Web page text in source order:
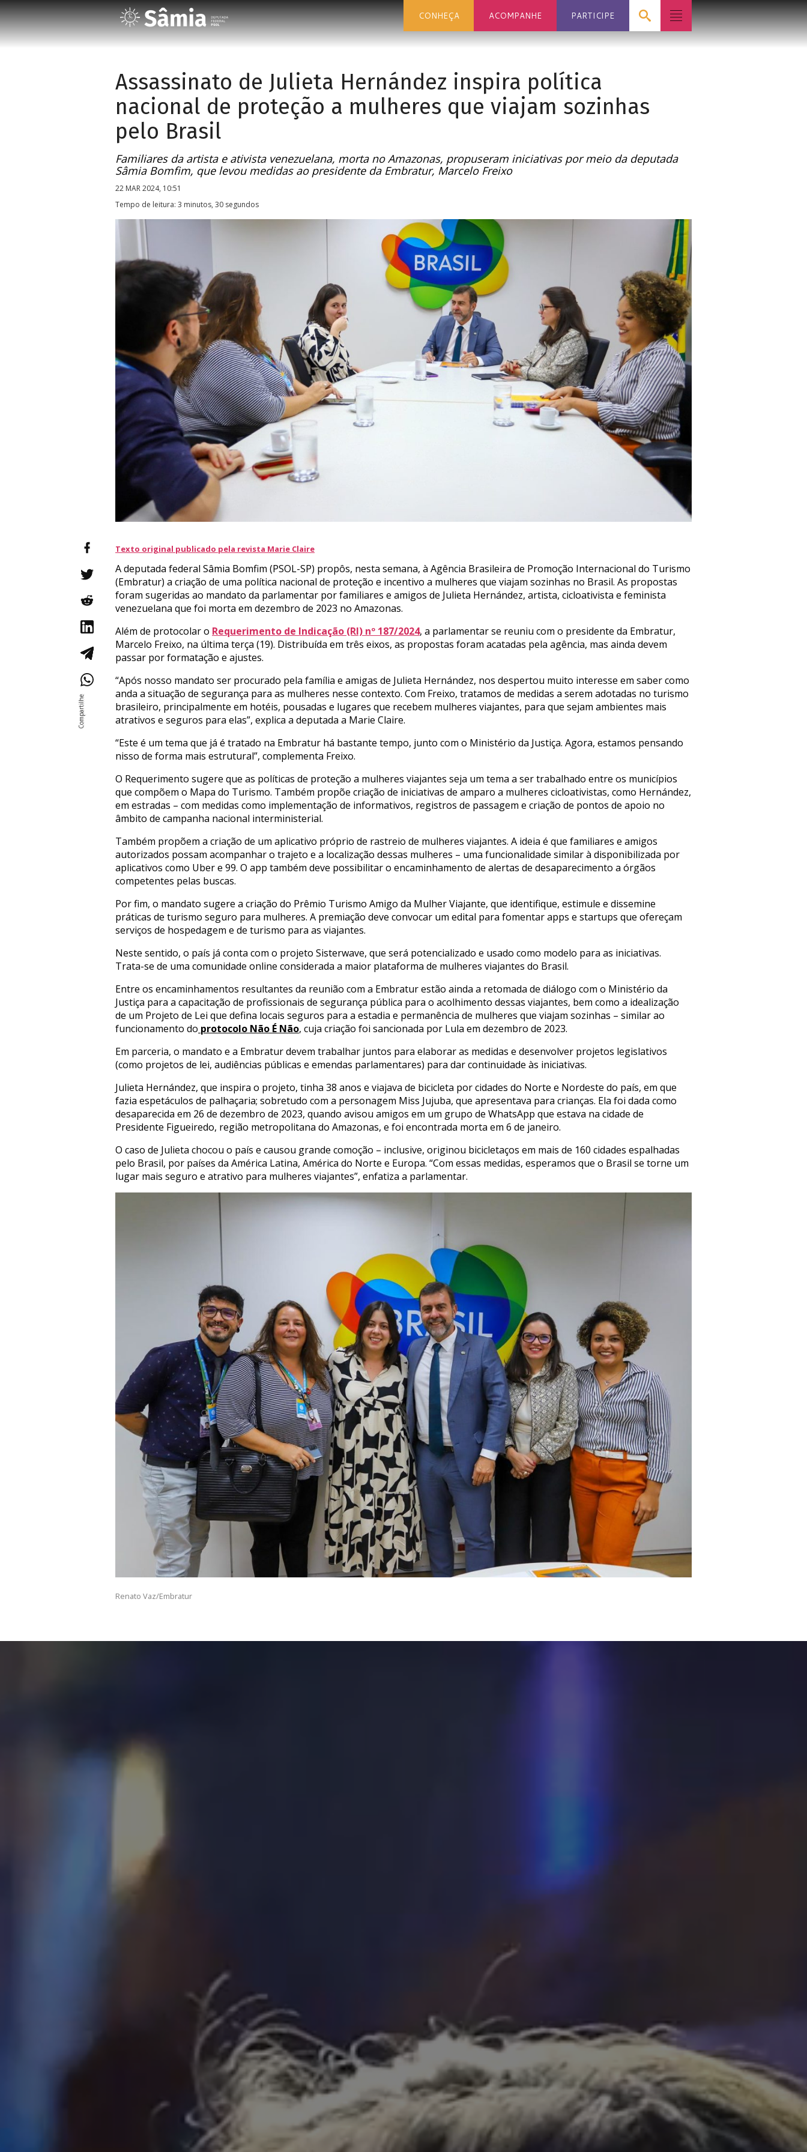
CONHEÇA ACOMPANHE PARTICIPE
Assassinato de Julieta Hernández inspira política
nacional de proteção a mulheres que viajam sozinhas
pelo Brasil
Familiares da artista e ativista venezuelana, morta no Amazonas, propuseram iniciativas por meio da deputada
Sâmia Bomfim, que levou medidas ao presidente da Embratur, Marcelo Freixo
22 MAR 2024, 10:51
Tempo de leitura: 3 minutos, 30 segundos
Texto original publicado pela revista Marie Claire
A deputada federal Sâmia Bomfim (PSOL-SP) propôs, nesta semana, à Agência Brasileira de Promoção Internacional do Turismo
(Embratur) a criação de uma política nacional de proteção e incentivo a mulheres que viajam sozinhas no Brasil. As propostas
foram sugeridas ao mandato da parlamentar por familiares e amigos de Julieta Hernández, artista, cicloativista e feminista
venezuelana que foi morta em dezembro de 2023 no Amazonas.
Além de protocolar o Requerimento de Indicação (RI) nº 187/2024, a parlamentar se reuniu com o presidente da Embratur,
Marcelo Freixo, na última terça (19). Distribuída em três eixos, as propostas foram acatadas pela agência, mas ainda devem
passar por formatação e ajustes.
“Após nosso mandato ser procurado pela família e amigas de Julieta Hernández, nos despertou muito interesse em saber como
anda a situação de segurança para as mulheres nesse contexto. Com Freixo, tratamos de medidas a serem adotadas no turismo
brasileiro, principalmente em hotéis, pousadas e lugares que recebem mulheres viajantes, para que sejam ambientes mais
atrativos e seguros para elas”, explica a deputada a Marie Claire.
“Este é um tema que já é tratado na Embratur há bastante tempo, junto com o Ministério da Justiça. Agora, estamos pensando
nisso de forma mais estrutural”, complementa Freixo.
O Requerimento sugere que as políticas de proteção a mulheres viajantes seja um tema a ser trabalhado entre os municípios
que compõem o Mapa do Turismo. Também propõe criação de iniciativas de amparo a mulheres cicloativistas, como Hernández,
em estradas – com medidas como implementação de informativos, registros de passagem e criação de pontos de apoio no
âmbito de campanha nacional interministerial.
Também propõem a criação de um aplicativo próprio de rastreio de mulheres viajantes. A ideia é que familiares e amigos
autorizados possam acompanhar o trajeto e a localização dessas mulheres – uma funcionalidade similar à disponibilizada por
aplicativos como Uber e 99. O app também deve possibilitar o encaminhamento de alertas de desaparecimento a órgãos
competentes pelas buscas.
Por fim, o mandato sugere a criação do Prêmio Turismo Amigo da Mulher Viajante, que identifique, estimule e dissemine
práticas de turismo seguro para mulheres. A premiação deve convocar um edital para fomentar apps e startups que ofereçam
serviços de hospedagem e de turismo para as viajantes.
Neste sentido, o país já conta com o projeto Sisterwave, que será potencializado e usado como modelo para as iniciativas.
Trata-se de uma comunidade online considerada a maior plataforma de mulheres viajantes do Brasil.
Entre os encaminhamentos resultantes da reunião com a Embratur estão ainda a retomada de diálogo com o Ministério da
Justiça para a capacitação de profissionais de segurança pública para o acolhimento dessas viajantes, bem como a idealização
de um Projeto de Lei que defina locais seguros para a estadia e permanência de mulheres que viajam sozinhas – similar ao
funcionamento do protocolo Não É Não, cuja criação foi sancionada por Lula em dezembro de 2023.
Em parceria, o mandato e a Embratur devem trabalhar juntos para elaborar as medidas e desenvolver projetos legislativos
(como projetos de lei, audiências públicas e emendas parlamentares) para dar continuidade às iniciativas.
Julieta Hernández, que inspira o projeto, tinha 38 anos e viajava de bicicleta por cidades do Norte e Nordeste do país, em que
fazia espetáculos de palhaçaria; sobretudo com a personagem Miss Jujuba, que apresentava para crianças. Ela foi dada como
desaparecida em 26 de dezembro de 2023, quando avisou amigos em um grupo de WhatsApp que estava na cidade de
Presidente Figueiredo, região metropolitana do Amazonas, e foi encontrada morta em 6 de janeiro.
O caso de Julieta chocou o país e causou grande comoção – inclusive, originou bicicletaços em mais de 160 cidades espalhadas
pelo Brasil, por países da América Latina, América do Norte e Europa. “Com essas medidas, esperamos que o Brasil se torne um
lugar mais seguro e atrativo para mulheres viajantes”, enfatiza a parlamentar.
Renato Vaz/Embratur